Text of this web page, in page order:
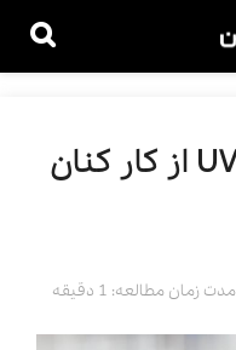
چگونه استفاده از UVC از کار کنان
مدت زمان مطالعه: 1 دقیقه